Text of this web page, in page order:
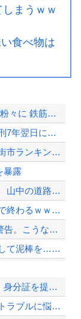
まうｗｗ
食べ物は
【悲報】 中国、橋の欄干が強風一発で粉々に 鉄筋ゼロ 当局「接着剤でくっつけただ...
【悲報】ジャンポケ斉藤の妻、夫の求刑7年翌日にウキウキでInstagram更新
最新の日本人が減り、外国人が増えた街市ランキングをご覧下さい→5位川口市、4位京...
暴露
【長野】安曇野市と大町市で土砂崩落 山中の道路が寸断 宿泊客や登山客など計400...
【画像】東海道新幹線の自由席、ガチで終わるｗｗｗｗ
PTA会長「PTA参加拒否した親へ最終警告。こうなってもいい？」
「自衛隊員や報道カメラマンのフリをして泥棒を…」500万円分の預金通帳を盗まれた...
【夏の悲劇】父親、溺れた息子を救おうとしてﾀﾋ亡 →専門家も警鐘「救助は二次被害...
Amazon「注文をキャンセルしました。身分証を提出してください」 X民「は？怪...
【トー横キッズ】家庭環境や毒親とのトラブルに悩む若者「大人に相談しても具体的に何...